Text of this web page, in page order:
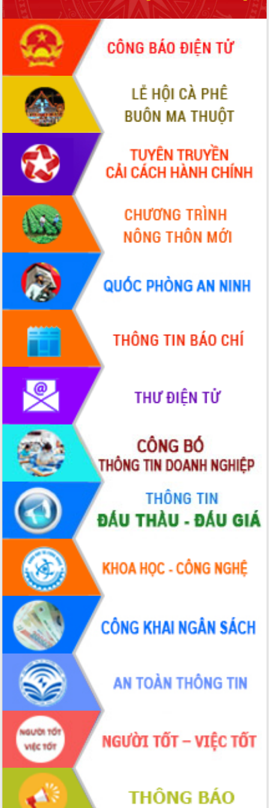
UBND tỉnh họp báo định kỳ tháng 4
năm 2026
Hội thảo khoa học “Giải pháp thúc đẩy
phát triển nền kinh tế xanh tại tỉnh
Đắk Lắk”
Tăng cường giám sát, đôn đốc thực
hiện nhiệm vụ quản lý tài sản công
hàng tuần
Tháo gỡ những vướng mắc, đẩy mạnh
công tác cải cách thủ tục hành chính
tại Trung tâm Phục vụ hành chính
công tỉnh
Đắk Lắk: Tôn vinh 46 giải pháp tại Hội
thi Sáng tạo Kỹ thuật 2024 - 2025
Đắk Lắk rà soát, điều chỉnh Đề án 190
về phát triển nuôi trồng thủy sản
Phó Chủ tịch UBND tỉnh Đắk Lắk
Trương Công Thái kiểm tra thực địa
Dự án cao tốc Khánh Hòa - Buôn Ma
Định vị cà phê Việt Nam như một “di
sản sống” trong dòng chảy toàn cầu
Xây dựng nông thôn mới: Nâng cao đời
sống người dân từ những mô hình thiết
Quyết liệt tháo gỡ vướng mắc, đẩy
nhanh tiến độ các dự án trọng điểm
trong Khu kinh tế Nam Phú Yên
Hòn Yến phát triển du lịch gắn với bảo
tồn biển
Lấy ý kiến điều chỉnh Quy hoạch tỉnh
Đắk Lắk thời kỳ 2021-2030, tầm nhìn
đến năm 2050
Phát động chiến dịch 30 ngày đêm
giải phóng mặt bằng Tuyến đường bộ
ven biển
Đắk Lắk nỗ lực thúc đẩy tăng trưởng
kinh tế từ 10% trở lên trong Quý
II/2026
Đắk Lắk ký kết thỏa thuận hợp tác về
chuyển đổi số giai đoạn 2026 – 2030
với Tập đoàn Bưu chính Viễn thông
Việt Nam
Thứ trưởng Bộ Y tế làm việc với tỉnh
Đắk Lắk về phát triển nhân lực y tế
cho trạm y tế cấp xã
Du lịch Đắk Lắk nâng tầm trải nghiệm
du khách thông qua Hệ thống cơ sở dữ
liệu và Bản đồ số
Tập huấn ứng dụng trí tuệ nhân tạo (AI)
trong thương mại điện tử năm 2026
Đoàn đại biểu Quốc hội tỉnh Đắk Lắk
trao đổi thông tin trước Kỳ họp thứ
nhất, Quốc hội khóa XVI
Quyết liệt cải cách hành chính, khơi
thông nguồn lực phát triển
Nâng cao hiệu lực, hiệu quả HĐND
tỉnh thông qua hiện đại hóa hành chính
Xã Ea Phê gắn cải cách hành chính với
chuyển đổi số
Phó Chủ tịch Thường trực UBND tỉnh